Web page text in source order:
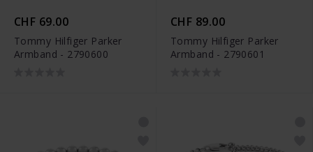
CHF 69.00
Tommy Hilfiger Parker
Armband - 2790600
CHF 89.00
Tommy Hilfiger Parker
Armband - 2790601